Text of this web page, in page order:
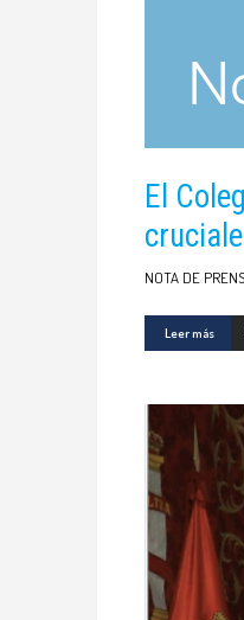
El
NOTA DE
Leer más